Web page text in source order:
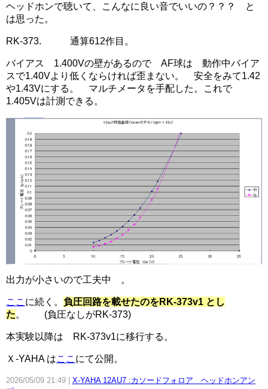
ヘッドホンで聴いて、こんなに良い音でいいの？？？ と
は思った。
RK-373. 通算612作目。
バイアス 1.400Vの壁があるので AF球は 動作中バイア
スで1.40Vより低くならければ歪まない。 安全をみて1.42
や1.43Vにする。 マルチメータを手配した。これで
1.405Vは計測できる。
出力が小さいので工夫中 。
ここ に続く。 負圧回路を載せたのをRK-373v1 とし
た。 (負圧なしがRK-373)
本実験以降は RK-373v1に移行する。
Ｘ-YAHA はここ にて公開。
2026/05/09 21:49
X-YAHA 12AU7 :カソードフォロア ヘッドホンアン